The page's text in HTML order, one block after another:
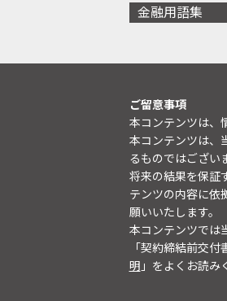
金融用語集
ご留意事項
本コンテンツは、
本コンテンツは、
るものではござい
将来の結果を保証
テンツの内容に依
願いいたします。
本コンテンツでは
「契約締結前交
明 」をよくお読み